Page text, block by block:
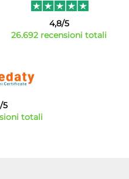
4,8/5
26.692 recensioni totali
5
totali